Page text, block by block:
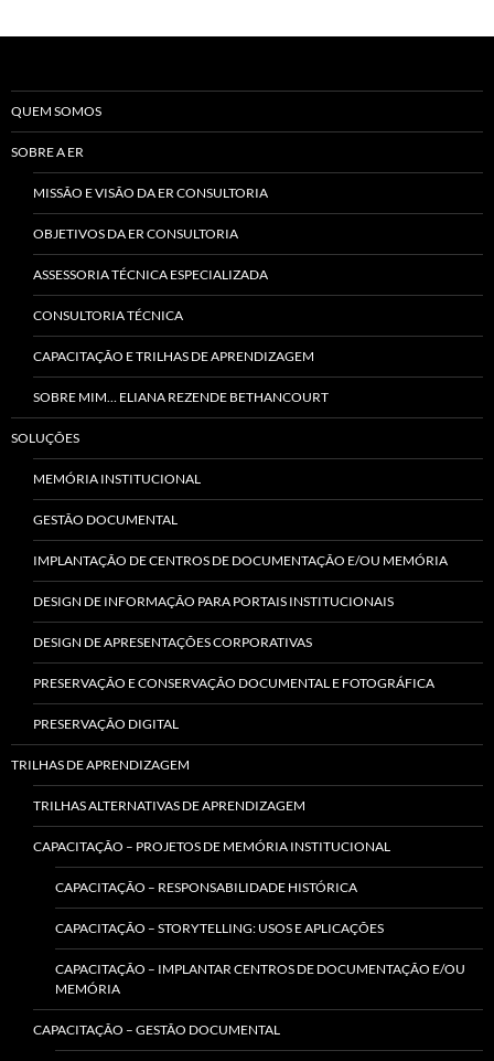
posts
QUEM SOMOS
SOBRE A ER
MISSÃO E VISÃO DA ER CONSULTORIA
OBJETIVOS DA ER CONSULTORIA
ASSESSORIA TÉCNICA ESPECIALIZADA
CONSULTORIA TÉCNICA
CAPACITAÇÃO E TRILHAS DE APRENDIZAGEM
SOBRE MIM… ELIANA REZENDE BETHANCOURT
SOLUÇÕES
MEMÓRIA INSTITUCIONAL
GESTÃO DOCUMENTAL
IMPLANTAÇÃO DE CENTROS DE DOCUMENTAÇÃO E/OU MEMÓRIA
DESIGN DE INFORMAÇÃO PARA PORTAIS INSTITUCIONAIS
DESIGN DE APRESENTAÇÕES CORPORATIVAS
PRESERVAÇÃO E CONSERVAÇÃO DOCUMENTAL E FOTOGRÁFICA
PRESERVAÇÃO DIGITAL
TRILHAS DE APRENDIZAGEM
TRILHAS ALTERNATIVAS DE APRENDIZAGEM
CAPACITAÇÃO – PROJETOS DE MEMÓRIA INSTITUCIONAL
CAPACITAÇÃO – RESPONSABILIDADE HISTÓRICA
CAPACITAÇÃO – STORYTELLING: USOS E APLICAÇÕES
CAPACITAÇÃO – IMPLANTAR CENTROS DE DOCUMENTAÇÃO E/OU
MEMÓRIA
CAPACITAÇÃO – GESTÃO DOCUMENTAL